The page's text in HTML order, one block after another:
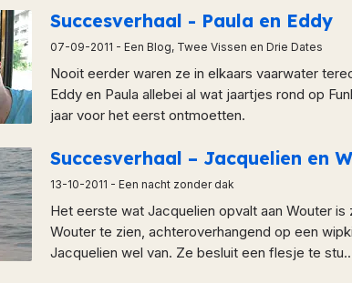
Succesverhaal - Paula en Eddy
07-09-2011 - Een Blog, Twee Vissen en Drie Dates
Nooit eerder waren ze in elkaars vaarwater
Eddy en Paula allebei al wat jaartjes rond op
jaar voor het eerst ontmoetten.
Succesverhaal – Jacquelien en
13-10-2011 - Een nacht zonder dak
Het eerste wat Jacquelien opvalt aan Wouter
Wouter te zien, achteroverhangend op een
Jacquelien wel van. Ze besluit een flesje te